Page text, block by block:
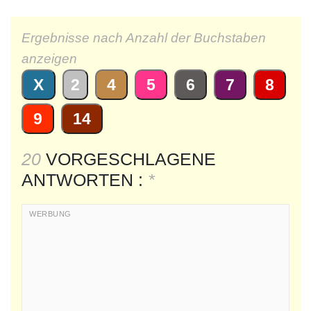
Ergebnisse nach Anzahl der Buchstaben
anzeigen
X 2 4 5 6 7
8
9
14
20 VORGESCHLAGENE
ANTWORTEN : *